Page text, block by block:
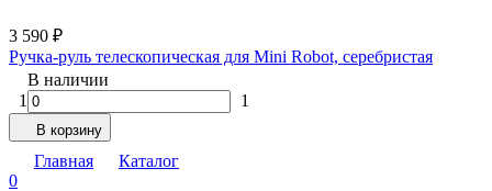
3 590 ₽
Ручка-руль телескопическая для Mini Robot, серебристая
В наличии
1
1
В корзину
Главная
Каталог
0